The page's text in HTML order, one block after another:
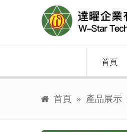
首頁
首頁 » 產品展示